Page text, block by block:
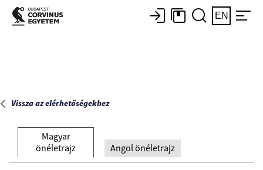
Főoldal
EN
Vissza az elérhetőségekhez
Magyar
önéletrajz
Angol önéletrajz